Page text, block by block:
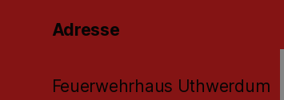
Adresse
Feuerwehrhaus Uthwerdum